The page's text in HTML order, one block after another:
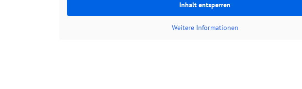
Inhalt entsperren
Weitere Informationen